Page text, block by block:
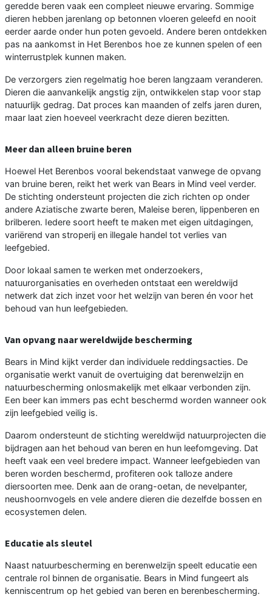
geredde beren vaak een compleet nieuwe ervaring. Sommige
dieren hebben jarenlang op betonnen vloeren geleefd en nooit
eerder aarde onder hun poten gevoeld. Andere beren ontdekken
pas na aankomst in Het Berenbos hoe ze kunnen spelen of een
winterrustplek kunnen maken.
De verzorgers zien regelmatig hoe beren langzaam veranderen.
Dieren die aanvankelijk angstig zijn, ontwikkelen stap voor stap
natuurlijk gedrag. Dat proces kan maanden of zelfs jaren duren,
maar laat zien hoeveel veerkracht deze dieren bezitten.
Meer dan alleen bruine beren
Hoewel Het Berenbos vooral bekendstaat vanwege de opvang
van bruine beren, reikt het werk van Bears in Mind veel verder.
De stichting ondersteunt projecten die zich richten op onder
andere Aziatische zwarte beren, Maleise beren, lippenberen en
brilberen. Iedere soort heeft te maken met eigen uitdagingen,
variërend van stroperij en illegale handel tot verlies van
leefgebied.
Door lokaal samen te werken met onderzoekers,
natuurorganisaties en overheden ontstaat een wereldwijd
netwerk dat zich inzet voor het welzijn van beren én voor het
behoud van hun leefgebieden.
Van opvang naar wereldwijde bescherming
Bears in Mind kijkt verder dan individuele reddingsacties. De
organisatie werkt vanuit de overtuiging dat berenwelzijn en
natuurbescherming onlosmakelijk met elkaar verbonden zijn.
Een beer kan immers pas echt beschermd worden wanneer ook
zijn leefgebied veilig is.
Daarom ondersteunt de stichting wereldwijd natuurprojecten die
bijdragen aan het behoud van beren en hun leefomgeving. Dat
heeft vaak een veel bredere impact. Wanneer leefgebieden van
beren worden beschermd, profiteren ook talloze andere
diersoorten mee. Denk aan de orang-oetan, de nevelpanter,
neushoornvogels en vele andere dieren die dezelfde bossen en
ecosystemen delen.
Educatie als sleutel
Naast natuurbescherming en berenwelzijn speelt educatie een
centrale rol binnen de organisatie. Bears in Mind fungeert als
kenniscentrum op het gebied van beren en berenbescherming.